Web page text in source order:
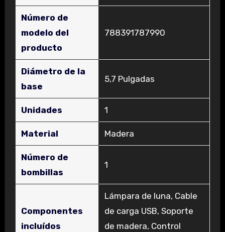
Número de
modelo del
producto
‎788391787990
Diámetro de la
base
‎5,7 Pulgadas
Unidades ‎1
Material ‎Madera
Número de
bombillas
‎1
Componentes
incluídos
‎Lámpara de luna, Cable
de carga USB, Soporte
de madera, Control